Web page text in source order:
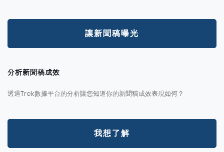
讓新聞稿曝光
分析新聞稿成效
透過Trek數據平台的分析讓您知道你的新聞稿成效表現如何？
我想了解